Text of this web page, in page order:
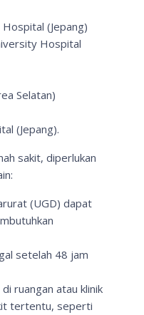
(Jepang)
Hospital
Selatan)
(Jepang).
sakit, diperlukan
(UGD) dapat
setelah 48 jam
ruangan atau klinik
tertentu, seperti